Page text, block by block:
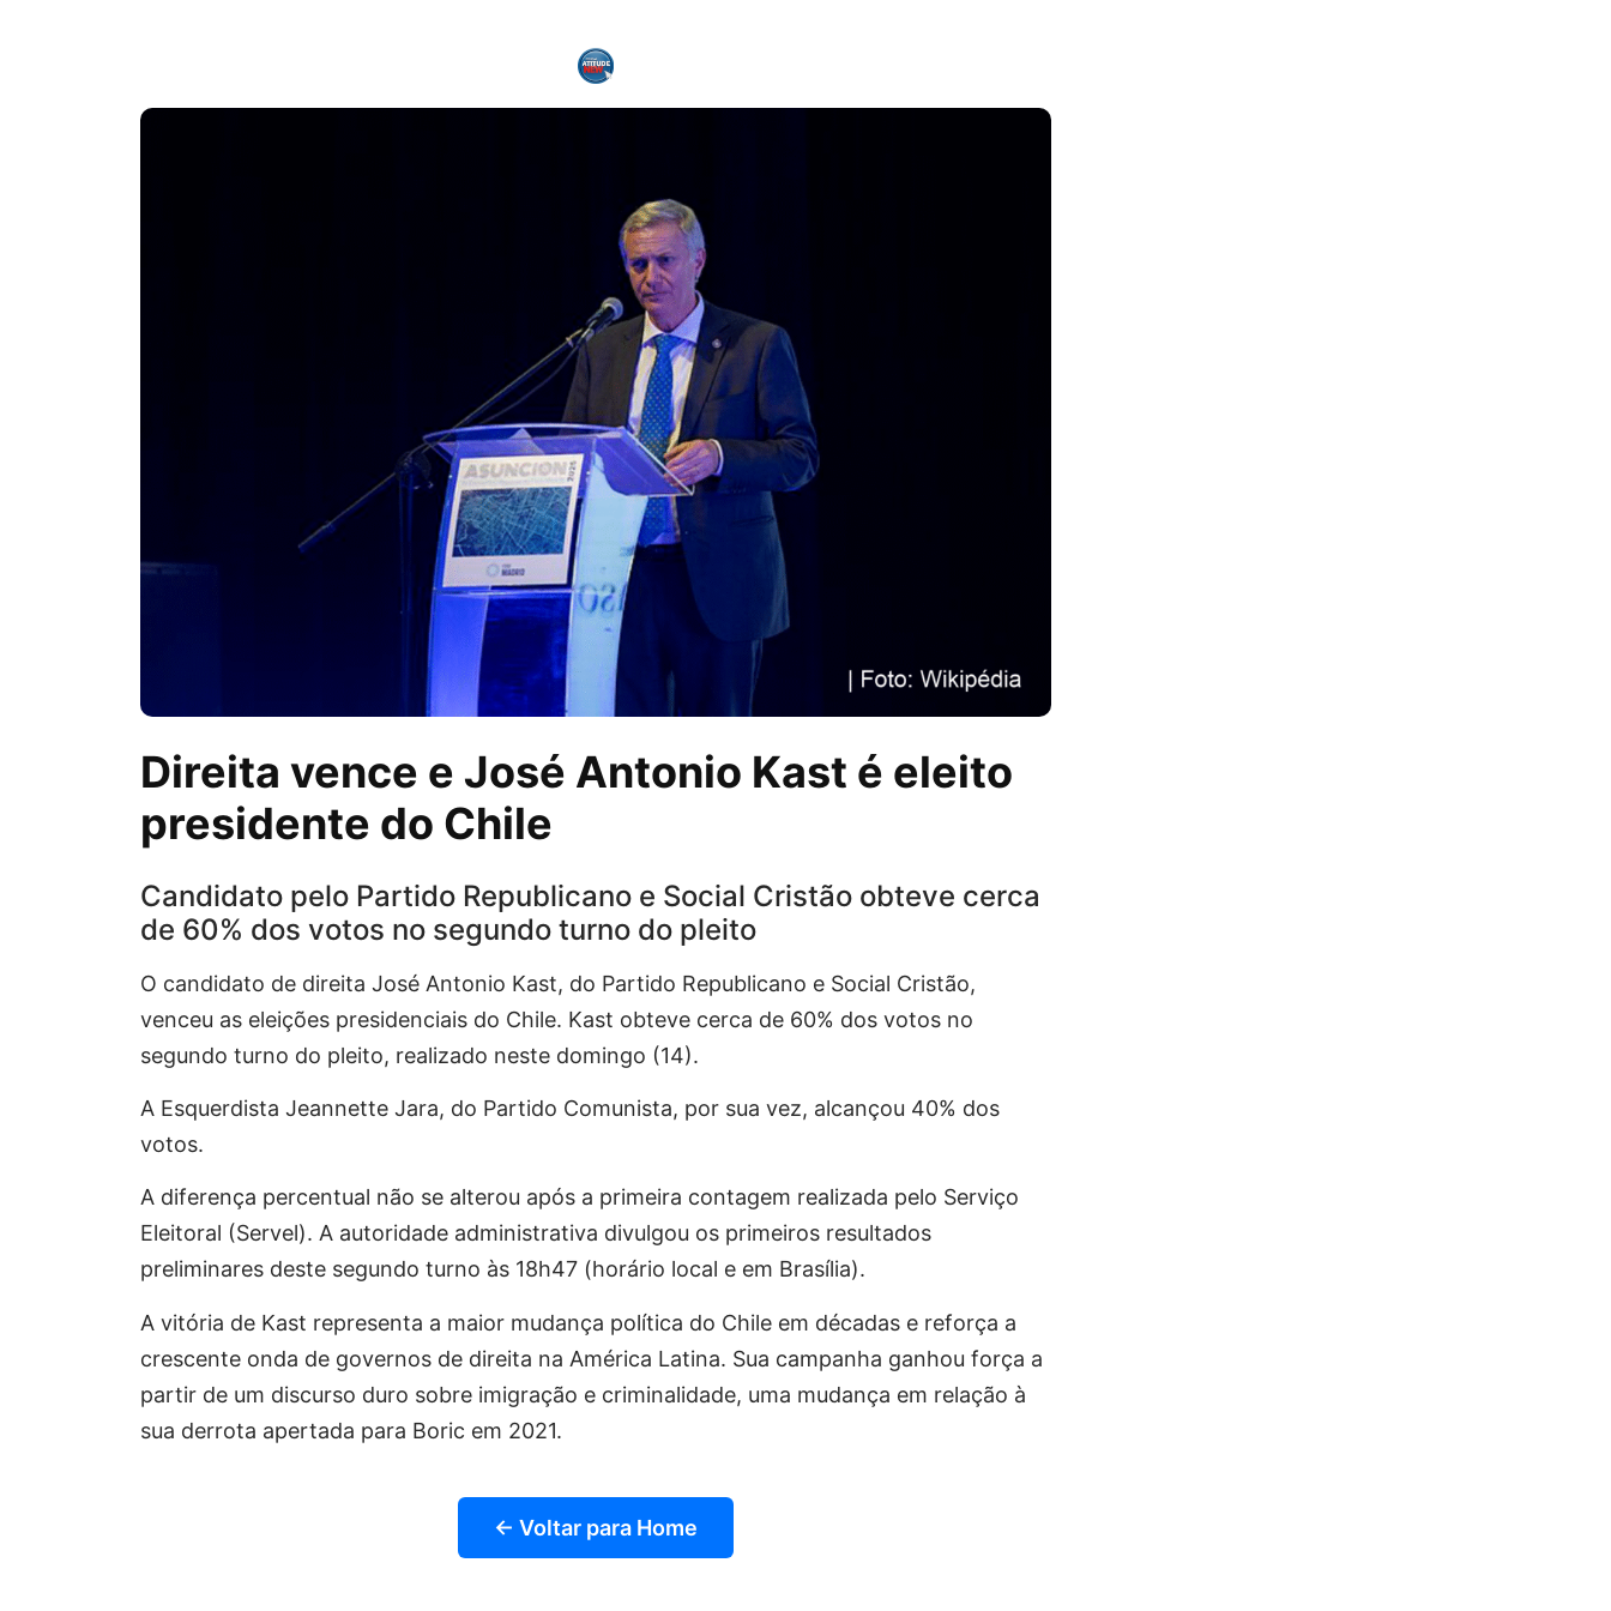
Direita vence e José Antonio Kast é eleito
presidente do Chile
Candidato pelo Partido Republicano e Social Cristão obteve cerca
de 60% dos votos no segundo turno do pleito
O candidato de direita José Antonio Kast, do Partido Republicano e Social Cristão,
venceu as eleições presidenciais do Chile. Kast obteve cerca de 60% dos votos no
segundo turno do pleito, realizado neste domingo (14).
A Esquerdista Jeannette Jara, do Partido Comunista, por sua vez, alcançou 40% dos
votos.
A diferença percentual não se alterou após a primeira contagem realizada pelo Serviço
Eleitoral (Servel). A autoridade administrativa divulgou os primeiros resultados
preliminares deste segundo turno às 18h47 (horário local e em Brasília).
A vitória de Kast representa a maior mudança política do Chile em décadas e reforça a
crescente onda de governos de direita na América Latina. Sua campanha ganhou força a
partir de um discurso duro sobre imigração e criminalidade, uma mudança em relação à
sua derrota apertada para Boric em 2021.
← Voltar para Home